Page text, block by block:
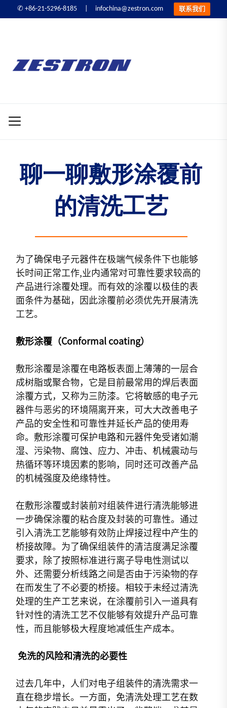
✆ +86-21-5296-8185 | infochina@zestron.com 联系我们
可
靠
性
清洗&可靠性提升
聊一聊敷形涂覆前
的清洗工艺
为了确保电子元器件在极端气候条件下也能够
长时间正常工作,业内通常对可靠性要求较高的
产品进行涂覆处理。而有效的涂覆以极佳的表
面条件为基础，因此涂覆前必须优先开展清洗
工艺。
敷形涂覆 （Conformal coating）
敷形涂覆是涂覆在电路板表面上薄薄的一层合
成树脂或聚合物，它是目前最常用的焊后表面
涂覆方式，又称为三防漆。它将敏感的电子元
器件与恶劣的环境隔离开来，可大大改善电子
产品的安全性和可靠性并延长产品的使用寿
命。敷形涂覆可保护电路和元器件免受诸如潮
湿、污染物、腐蚀、应力、冲击、机械震动与
热循环等环境因素的影响，同时还可改善产品
的机械强度及绝缘特性。
在敷形涂覆或封装前对组装件进行清洗能够进
一步确保涂覆的粘合度及封装的可靠性。通过
引入清洗工艺能够有效防止焊接过程中产生的
桥接故障。为了确保组装件的清洁度满足涂覆
要求，除了按照标准进行离子导电性测试以
外、还需要分析线路之间是否由于污染物的存
在而发生了不必要的桥接。相较于未经过清洗
处理的生产工艺来说，在涂覆前引入一道具有
针对性的清洗工艺不仅能够有效提升产品可靠
性，而且能够极大程度地减低生产成本。
免洗的风险和清洗的必要性
过去几年中，人们对电子组装件的清洗需求一
直在稳步增长。一方面，免清洗处理工艺在数